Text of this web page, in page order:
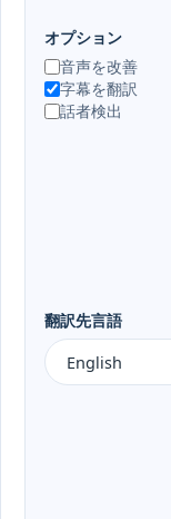
オプション
音声を改善
字幕を翻訳
話者検出
翻訳先言語